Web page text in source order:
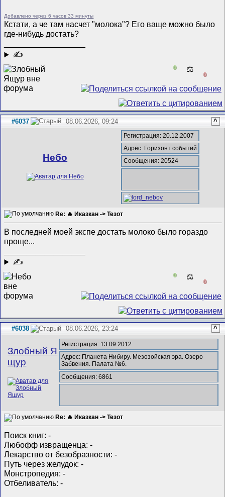
Добавлено через 6 часов 33 минуты
Кстати, а че там насчет "молока"? Его ваще можно было
где-нибудь достать?
✍
0 ⚖️
0
#6037 08.06.2026, 09:24 ^
Небо
Регистрация: 20.12.2007
Адрес: Горизонт событий
Сообщения: 20524
Re: 🔥 Иказкан -> Тезот
В последней моей экспе достать молоко было гораздо
проще...
✍
0 ⚖️
0
#6038 08.06.2026, 23:24 ^
Злобный Я
щур
Регистрация: 13.09.2012
Адрес: Планета Нибиру. Мезозойская эра. Озеро
Забвения. Палата №6.
Сообщения: 6861
Re: 🔥 Иказкан -> Тезот
Поиск книг: -
Любофф извращенца: -
Лекарство от безобразности: -
Путь через желудок: -
Монстропедия: -
Отбеливатель: -